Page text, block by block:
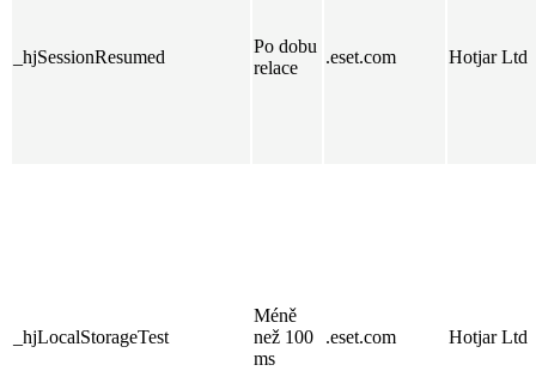
_hjSessionResumed
Po dobu
relace
.eset.com Hotjar Ltd
_hjLocalStorageTest
Méně
než 100
ms
.eset.com Hotjar Ltd